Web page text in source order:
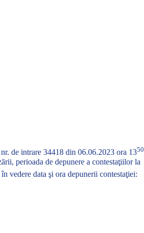
de intrare 34418 din 06.06.2023 ora 1350
perioada de depunere a contestaţiilor la
vedere data şi ora depunerii contestaţiei: